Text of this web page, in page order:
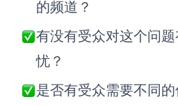
的频道？
有没有受众对这个问
忧？
是否有受众需要不同